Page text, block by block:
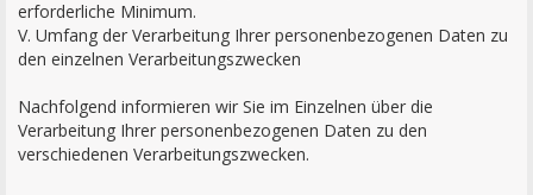
erforderliche Minimum.
V. Umfang der Verarbeitung Ihrer personenbezogenen Daten zu
den einzelnen Verarbeitungszwecken
Nachfolgend informieren wir Sie im Einzelnen über die
Verarbeitung Ihrer personenbezogenen Daten zu den
verschiedenen Verarbeitungszwecken.